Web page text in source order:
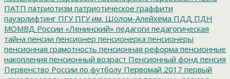
ПАТП патриотизм патриотическое граффити
пауэрлифтинг ПГУПГУ им. Шолом-Алейхема ПДД ПДН
МОМВД России «Ленинский» педагоги педагогическая
тайна пенсии пенсионер пенсионерка пенсионеры
пенсионная грамотность пенсионная реформа пенсионные
накопления пенсионный возраст Пенсионный фонд пенсия
Первенство России по футболу Первомай 2017 первый